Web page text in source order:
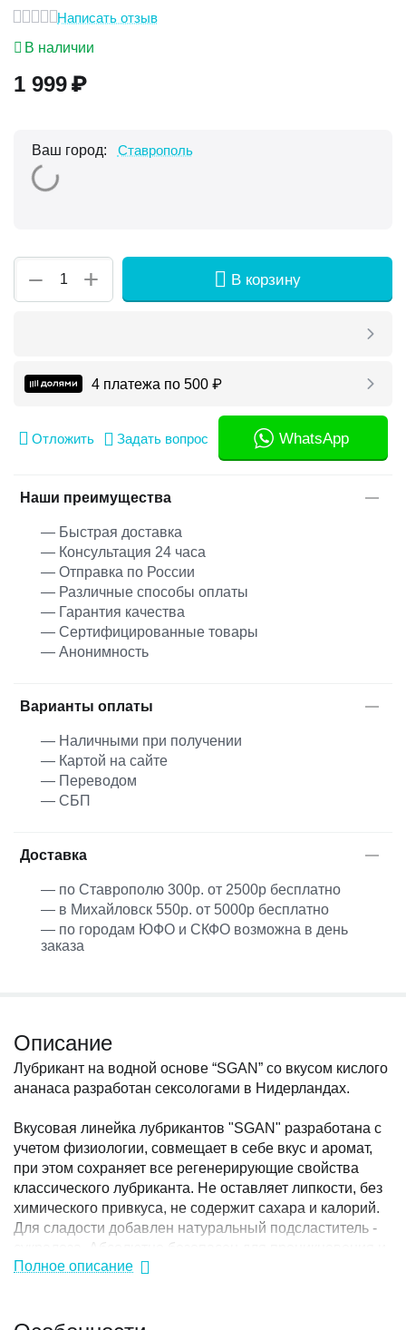
Написать отзыв
В наличии
1 999₽
Ваш город: Ставрополь
+
− В корзину
4 платежа по 500 ₽
Отложить Задать вопрос WhatsApp
Наши преимущества
— Быстрая доставка
— Консультация 24 часа
— Отправка по России
— Различные способы оплаты
— Гарантия качества
— Сертифицированные товары
— Анонимность
Варианты оплаты
— Наличными при получении
— Картой на сайте
— Переводом
— СБП
Доставка
— по Ставрополю 300р. от 2500р бесплатно
— в Михайловск 550р. от 5000р бесплатно
— по городам ЮФО и СКФО возможна в день
заказа
Описание
Лубрикант на водной основе “SGAN” со вкусом кислого
ананаса разработан сексологами в Нидерландах.
Вкусовая линейка лубрикантов "SGAN" разработана с
учетом физиологии, совмещает в себе вкус и аромат,
при этом сохраняет все регенерирующие свойства
классического лубриканта. Не оставляет липкости, без
химического привкуса, не содержит сахара и калорий.
Для сладости добавлен натуральный подсластитель -
сукралоза. Абсолютно безопасен для проникновения и
при проглатывании.
Полное описание